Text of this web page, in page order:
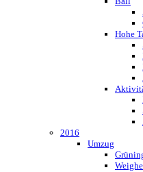
Hohe
2016
Umzug